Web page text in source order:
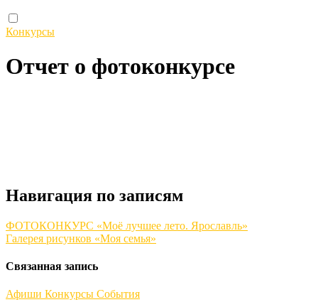
Конкурсы
Отчет о фотоконкурсе
Навигация по записям
ФОТОКОНКУРС «Моё лучшее лето. Ярославль»
Галерея рисунков «Моя семья»
Связанная запись
Афиши Конкурсы События